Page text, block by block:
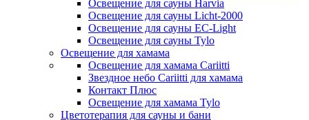
Освещение для сауны Harvia
Освещение для сауны Licht-2000
Освещение для сауны EC-Light
Освещение для сауны Tylo
Освещение для хамама
Освещение для хамама Cariitti
Звездное небо Cariitti для хамама
Контакт Плюс
Освещение для хамама Tylo
Цветотерапия для сауны и бани